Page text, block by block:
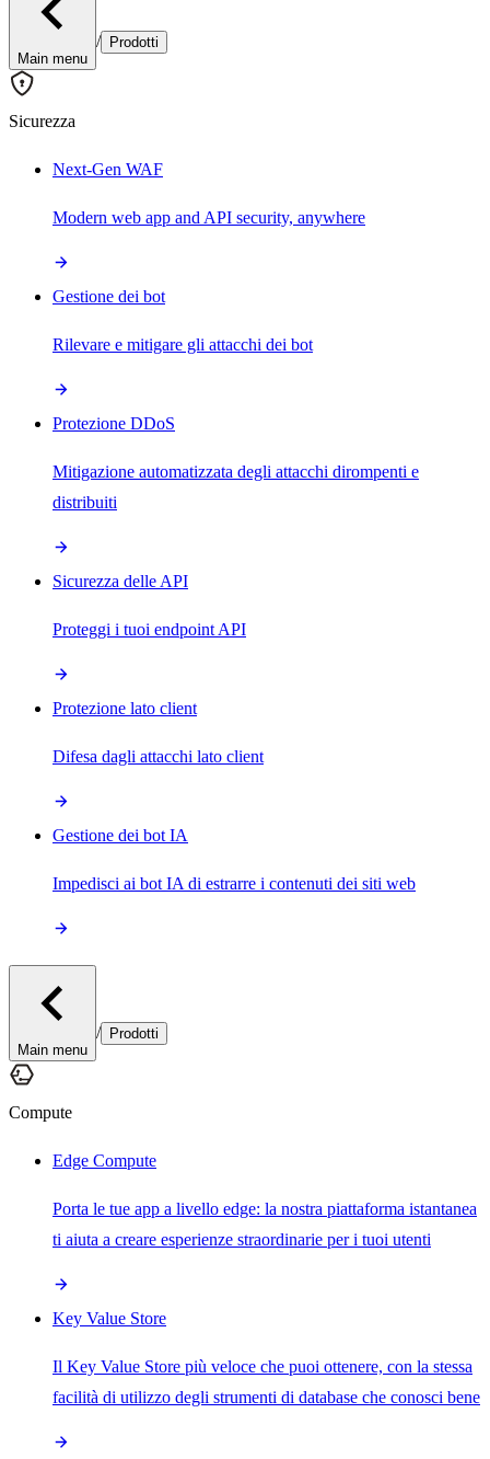
Main menu
/ Prodotti
Sicurezza
Next-Gen WAF
Modern web app and API security, anywhere
Gestione dei bot
Rilevare e mitigare gli attacchi dei bot
Protezione DDoS
Mitigazione automatizzata degli attacchi dirompenti e
distribuiti
Sicurezza delle API
Proteggi i tuoi endpoint API
Protezione lato client
Difesa dagli attacchi lato client
Gestione dei bot IA
Impedisci ai bot IA di estrarre i contenuti dei siti web
Main menu
/ Prodotti
Compute
Edge Compute
Porta le tue app a livello edge: la nostra piattaforma istantanea
ti aiuta a creare esperienze straordinarie per i tuoi utenti
Key Value Store
Il Key Value Store più veloce che puoi ottenere, con la stessa
facilità di utilizzo degli strumenti di database che conosci bene